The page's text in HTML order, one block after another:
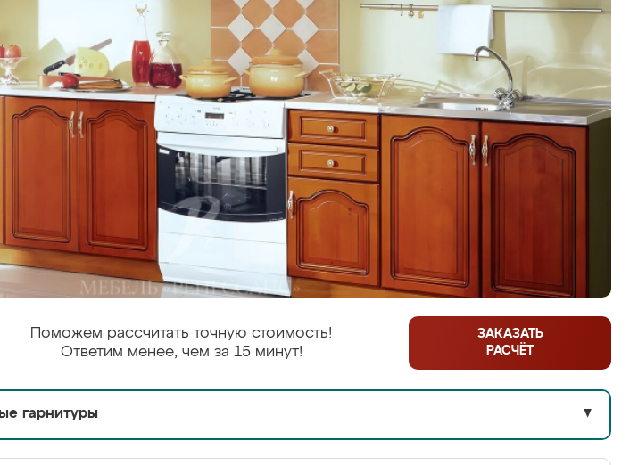
Поможем рассчитать точную стоимость!
Ответим менее, чем за 15 минут!
ЗАКАЗАТЬ
РАСЧЁТ
гарнитуры ▼